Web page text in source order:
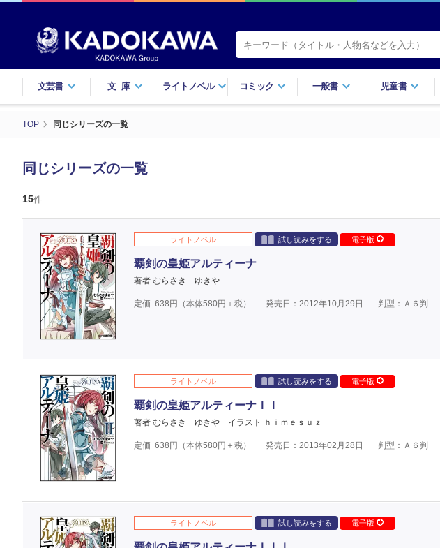
文芸書 文庫 ライトノベル コミック 一般書 児童書
TOP 同じシリーズの一覧
同じシリーズの一覧
15件
ライトノベル 試し読みをする 電子版
覇剣の皇姫アルティーナ
著者 むらさき ゆきや
定価 638円（本体580円＋税） 発売日：2012年10月29日 判型：Ａ６判
ライトノベル 試し読みをする 電子版
覇剣の皇姫アルティーナＩＩ
著者 むらさき ゆきや イラスト ｈｉｍｅｓｕｚ
定価 638円（本体580円＋税） 発売日：2013年02月28日 判型：Ａ６判
ライトノベル 試し読みをする 電子版